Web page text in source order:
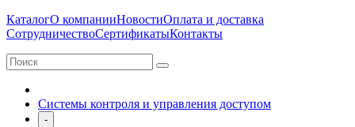
КаталогО компанииНовостиОплата и доставка
СотрудничествоСертификатыКонтакты
Системы контроля и управления доступом
-